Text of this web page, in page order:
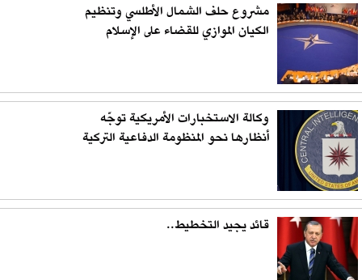
مشروع حلف الشمال الأطلسي وتنظيم
الكيان الموازي للقضاء على الإسلام
وكالة الاستخبارات الأمريكية توجّه
أنظارها نحو المنظومة الدفاعية التركية
قائد يجيد التخطيط..